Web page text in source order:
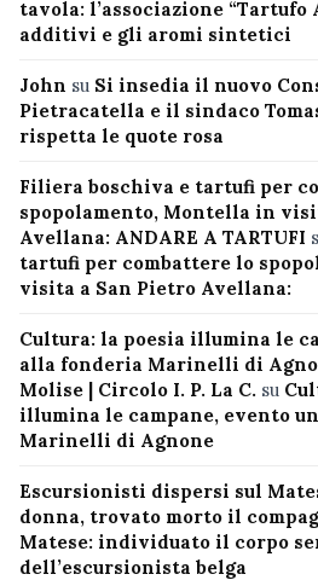
tavola: l’associazione “Tartufo
additivi e gli aromi sintetici
John su Si insedia il nuovo
Pietracatella e il sindaco
rispetta le quote rosa
Filiera boschiva e tartufi per
spopolamento, Montella in
Avellana: ANDARE A TARTUFI
tartufi per combattere lo
visita a San Pietro Avellana:
Cultura: la poesia illumina le
alla fonderia Marinelli di
Molise | Circolo I. P. La C. su
illumina le campane, evento
Marinelli di Agnone
Escursionisti dispersi sul
donna, trovato morto il
Matese: individuato il corpo
dell’escursionista belga